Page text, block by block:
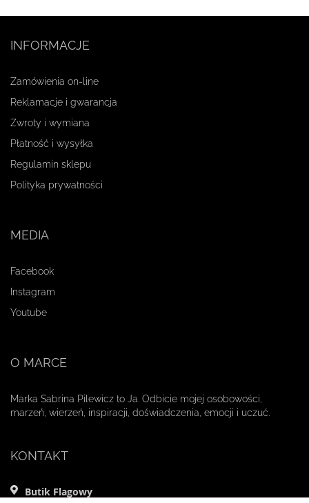
INFORMACJE
Zamówienia on-line
Reklamacje i gwarancja
Zwroty i wymiana
Płatność i wysyłka
Regulamin sklepu
Polityka prywatności
MEDIA
Facebook
Instagram
Youtube
O MARCE
Marka Sabrina Pilewicz to Ja. Odbicie mojej osobowości,
marzeń, wierzeń, inspiracji, doświadczenia, emocji i uczuć.
KONTAKT
Butik Flagowy